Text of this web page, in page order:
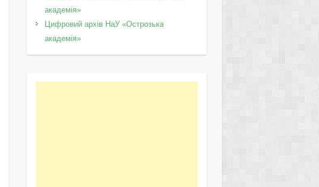
академія»
Цифровий архів НаУ «Острозька
академія»